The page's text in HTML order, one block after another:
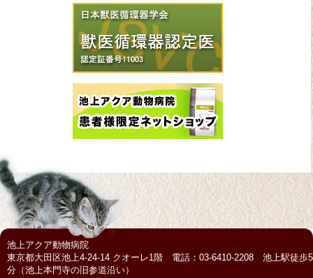
池上アクア動物病院
東京都大田区池上4-24-14 クオーレ1階 電話：03-6410-2208 池上駅徒歩5
分（池上本門寺の旧参道沿い）